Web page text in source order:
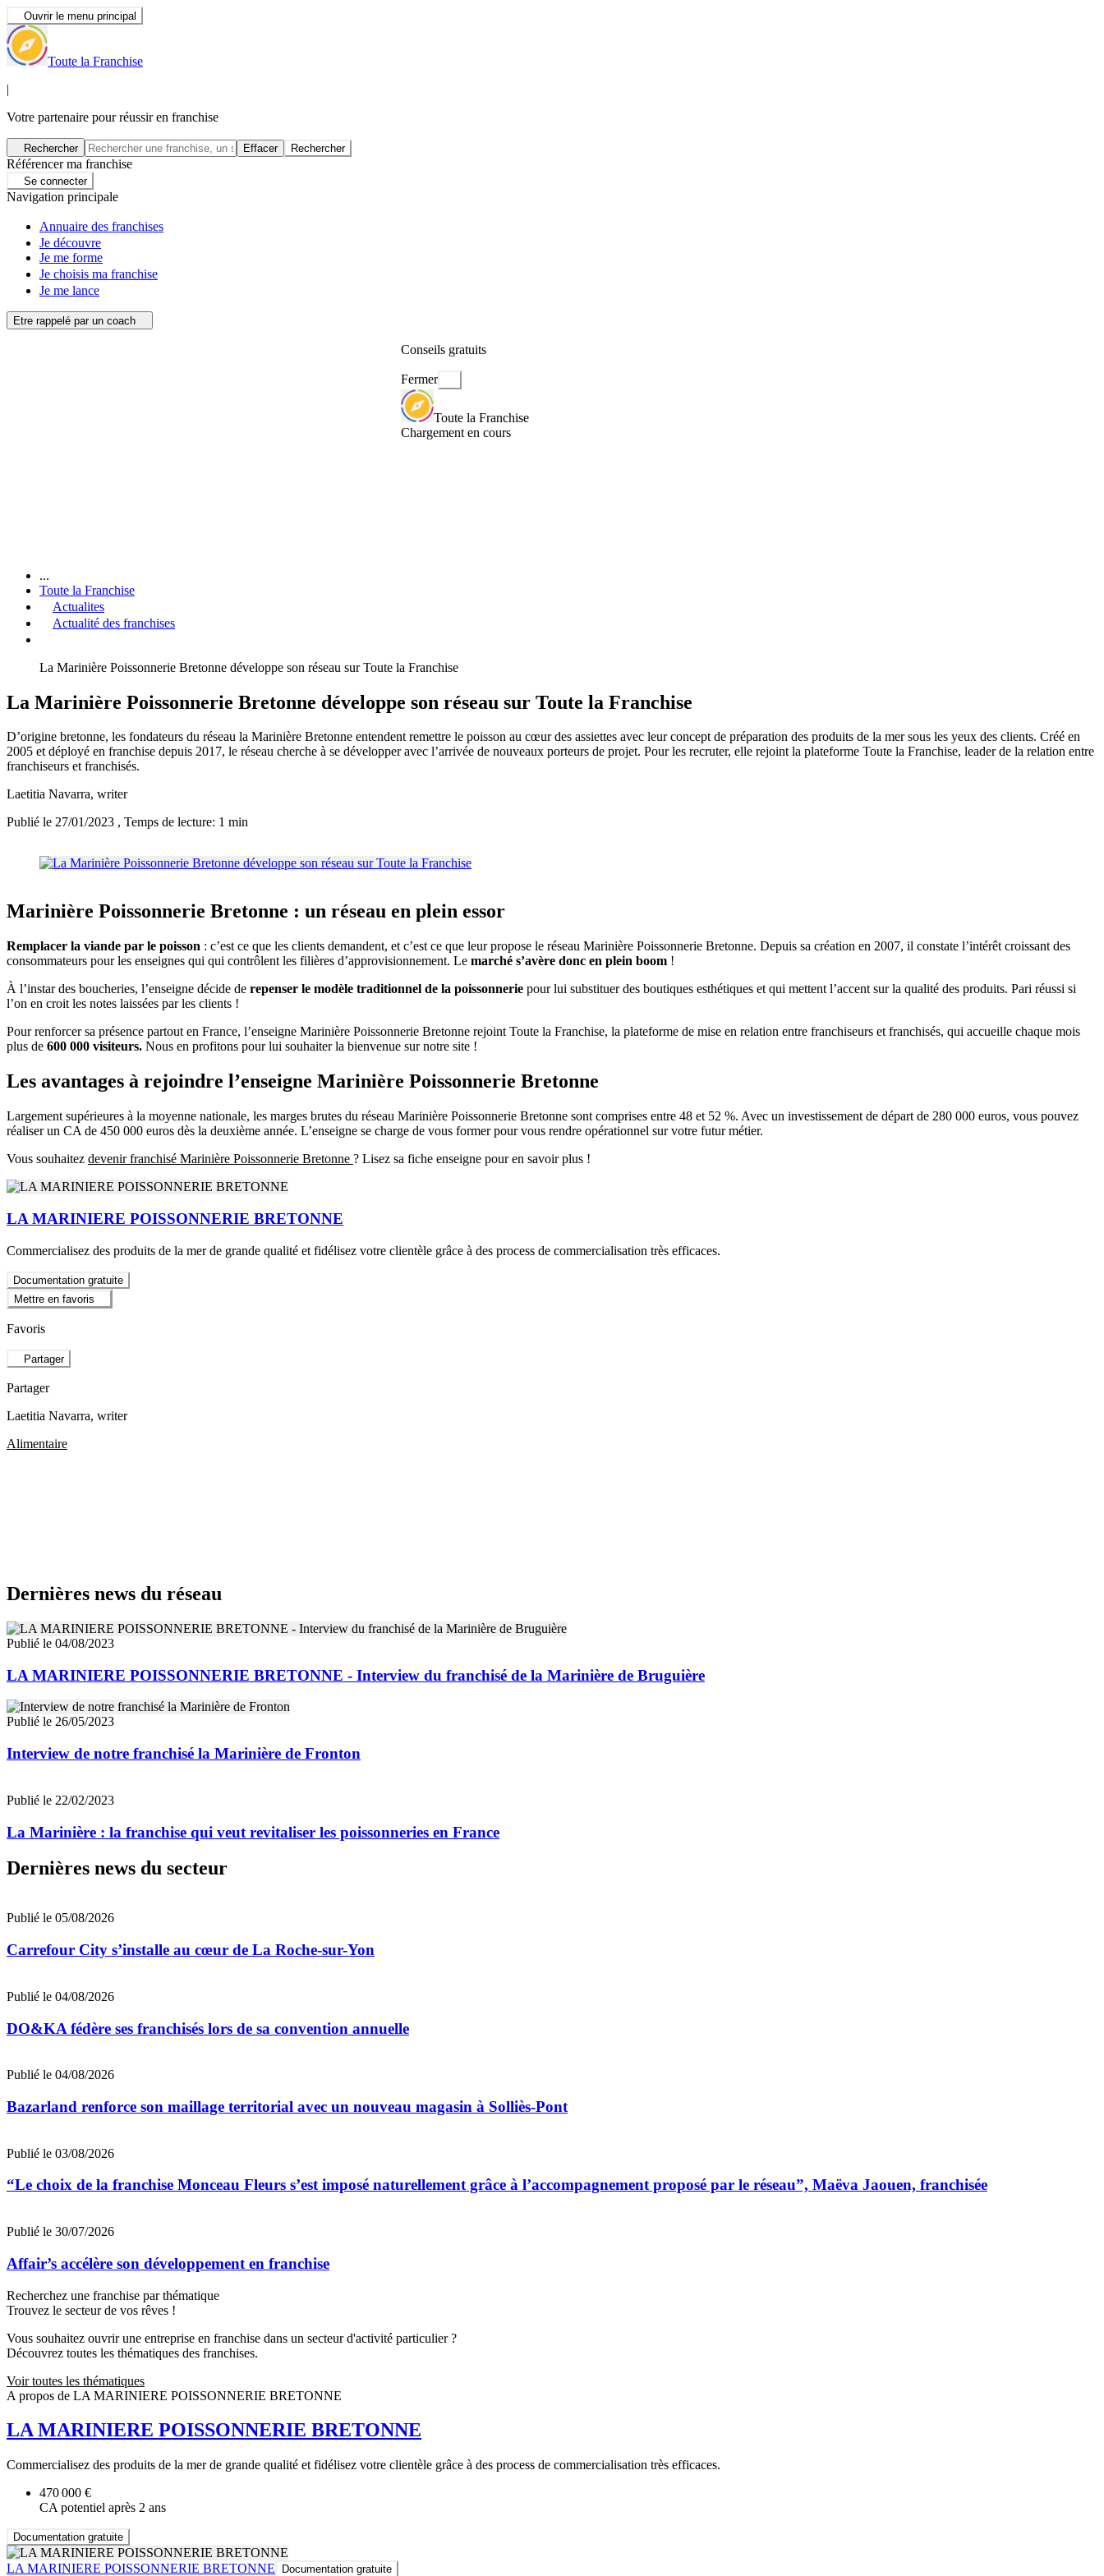
Ouvrir le menu principal
Toute la Franchise
|
Votre partenaire pour réussir en franchise
Rechercher Effacer Rechercher
Référencer ma franchise
Se connecter
Navigation principale
Annuaire des franchises
Je découvre
Je me forme
Je choisis ma franchise
Je me lance
Etre rappelé par un coach
Conseils gratuits
Fermer
Toute la Franchise
Chargement en cours
...
Toute la Franchise
Actualites
Actualité des franchises
La Marinière Poissonnerie Bretonne développe son réseau sur Toute la Franchise
La Marinière Poissonnerie Bretonne développe son réseau sur Toute la Franchise
D’origine bretonne, les fondateurs du réseau la Marinière Bretonne entendent remettre le poisson au cœur des assiettes avec leur concept de préparation des produits de la mer sous les yeux des clients. Créé en
2005 et déployé en franchise depuis 2017, le réseau cherche à se développer avec l’arrivée de nouveaux porteurs de projet. Pour les recruter, elle rejoint la plateforme Toute la Franchise, leader de la relation entre
franchiseurs et franchisés.
Laetitia Navarra, writer
Publié le 27/01/2023 , Temps de lecture: 1 min
Marinière Poissonnerie Bretonne : un réseau en plein essor
Remplacer la viande par le poisson : c’est ce que les clients demandent, et c’est ce que leur propose le réseau Marinière Poissonnerie Bretonne. Depuis sa création en 2007, il constate l’intérêt croissant des
consommateurs pour les enseignes qui qui contrôlent les filières d’approvisionnement. Le marché s’avère donc en plein boom !
À l’instar des boucheries, l’enseigne décide de repenser le modèle traditionnel de la poissonnerie pour lui substituer des boutiques esthétiques et qui mettent l’accent sur la qualité des produits. Pari réussi si
l’on en croit les notes laissées par les clients !
Pour renforcer sa présence partout en France, l’enseigne Marinière Poissonnerie Bretonne rejoint Toute la Franchise, la plateforme de mise en relation entre franchiseurs et franchisés, qui accueille chaque mois
plus de 600 000 visiteurs. Nous en profitons pour lui souhaiter la bienvenue sur notre site !
Les avantages à rejoindre l’enseigne Marinière Poissonnerie Bretonne
Largement supérieures à la moyenne nationale, les marges brutes du réseau Marinière Poissonnerie Bretonne sont comprises entre 48 et 52 %. Avec un investissement de départ de 280 000 euros, vous pouvez
réaliser un CA de 450 000 euros dès la deuxième année. L’enseigne se charge de vous former pour vous rendre opérationnel sur votre futur métier.
Vous souhaitez devenir franchisé Marinière Poissonnerie Bretonne ? Lisez sa fiche enseigne pour en savoir plus !
LA MARINIERE POISSONNERIE BRETONNE
Commercialisez des produits de la mer de grande qualité et fidélisez votre clientèle grâce à des process de commercialisation très efficaces.
Documentation gratuite
Mettre en favoris
Favoris
Partager
Partager
Laetitia Navarra, writer
Alimentaire
Dernières news du réseau
Publié le 04/08/2023
LA MARINIERE POISSONNERIE BRETONNE - Interview du franchisé de la Marinière de Bruguière
Publié le 26/05/2023
Interview de notre franchisé la Marinière de Fronton
Publié le 22/02/2023
La Marinière : la franchise qui veut revitaliser les poissonneries en France
Dernières news du secteur
Publié le 05/08/2026
Carrefour City s’installe au cœur de La Roche-sur-Yon
Publié le 04/08/2026
DO&KA fédère ses franchisés lors de sa convention annuelle
Publié le 04/08/2026
Bazarland renforce son maillage territorial avec un nouveau magasin à Solliès-Pont
Publié le 03/08/2026
“Le choix de la franchise Monceau Fleurs s’est imposé naturellement grâce à l’accompagnement proposé par le réseau”, Maëva Jaouen, franchisée
Publié le 30/07/2026
Affair’s accélère son développement en franchise
Recherchez une franchise par thématique
Trouvez le secteur de vos rêves !
Vous souhaitez ouvrir une entreprise en franchise dans un secteur d'activité particulier ?
Découvrez toutes les thématiques des franchises.
Voir toutes les thématiques
A propos de LA MARINIERE POISSONNERIE BRETONNE
LA MARINIERE POISSONNERIE BRETONNE
Commercialisez des produits de la mer de grande qualité et fidélisez votre clientèle grâce à des process de commercialisation très efficaces.
470 000 €
CA potentiel après 2 ans
Documentation gratuite
LA MARINIERE POISSONNERIE BRETONNE Documentation gratuite